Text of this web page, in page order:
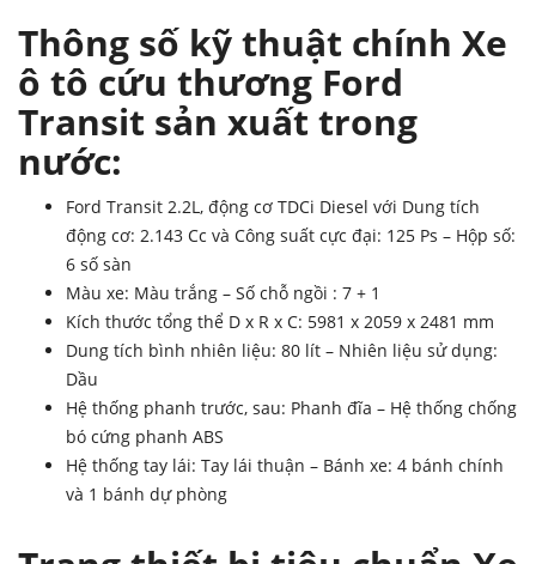
Thông số kỹ thuật chính Xe
ô tô cứu thương Ford
Transit sản xuất trong
nước:
Ford Transit 2.2L, động cơ TDCi Diesel với Dung tích
động cơ: 2.143 Cc và Công suất cực đại: 125 Ps – Hộp số:
6 số sàn
Màu xe: Màu trắng – Số chỗ ngồi : 7 + 1
Kích thước tổng thể D x R x C: 5981 x 2059 x 2481 mm
Dung tích bình nhiên liệu: 80 lít – Nhiên liệu sử dụng:
Dầu
Hệ thống phanh trước, sau: Phanh đĩa – Hệ thống chống
bó cứng phanh ABS
Hệ thống tay lái: Tay lái thuận – Bánh xe: 4 bánh chính
và 1 bánh dự phòng